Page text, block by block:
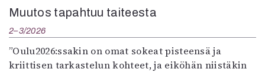
Muutos tapahtuu taiteesta
2–3/2026
”Oulu2026:ssakin on omat sokeat pisteensä ja
kriittisen tarkastelun kohteet, ja eiköhän niistäkin